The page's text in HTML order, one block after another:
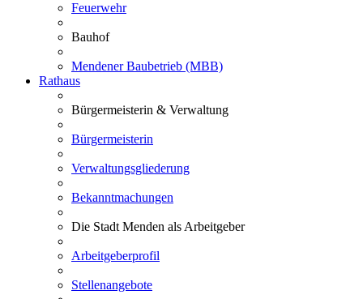
Feuerwehr
Bauhof
Mendener Baubetrieb (MBB)
Rathaus
Bürgermeisterin & Verwaltung
Bürgermeisterin
Verwaltungsgliederung
Bekanntmachungen
Die Stadt Menden als Arbeitgeber
Arbeitgeberprofil
Stellenangebote